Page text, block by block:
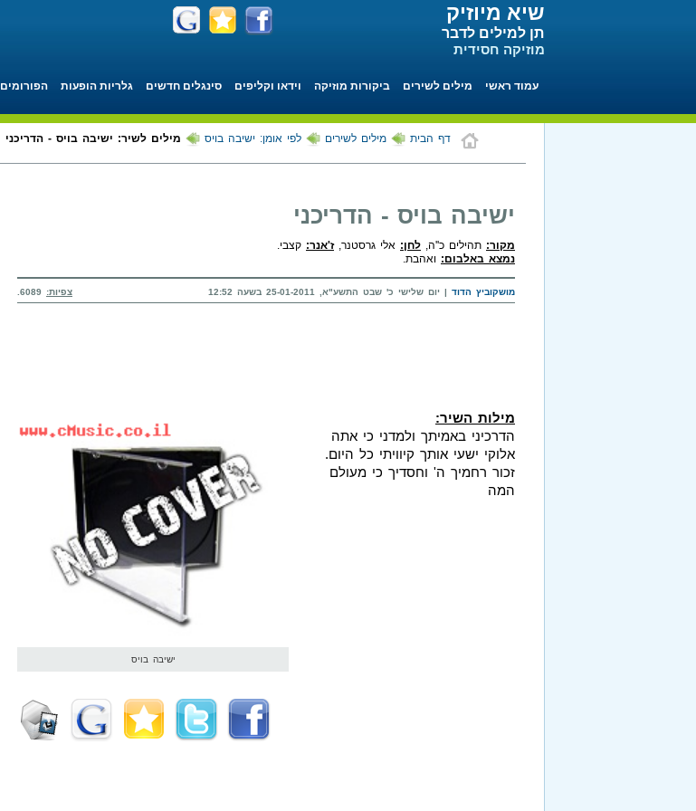
שיא מיוזיק
תן למילים לדבר
מוזיקה חסידית
עמוד ראשי מילים לשירים ביקורות מוזיקה וידאו וקליפים סינגלים חדשים גלריות הופעות הפורומים
דף הבית מילים לשירים לפי אומן: ישיבה בויס מילים לשיר: ישיבה בויס - הדריכני
ישיבה בויס - הדריכני
מקור: תהילים כ''ה, לחן: אלי גרסטנר,ז'אנר: קצבי.
נמצא באלבום: ואהבת.
מושקוביץ הדוד | יום שלישי כ' שבט התשע"א, 25-01-2011 בשעה 12:52 צפיות:
ישיבה בויס
מילות השיר:
הדרכיני באמיתך ולמדני כי אתה
אלוקי ישעי אותך קיוויתי כל היום.
זכור רחמיך ה' וחסדיך כי מעולם
המה